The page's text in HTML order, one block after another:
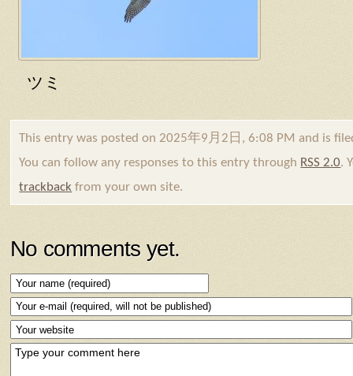
ツミ
This entry was posted on 2025年9月2日, 6:08 PM and is
You can follow any responses to this entry through RSS 2.0.
trackback from your own site.
No comments yet.